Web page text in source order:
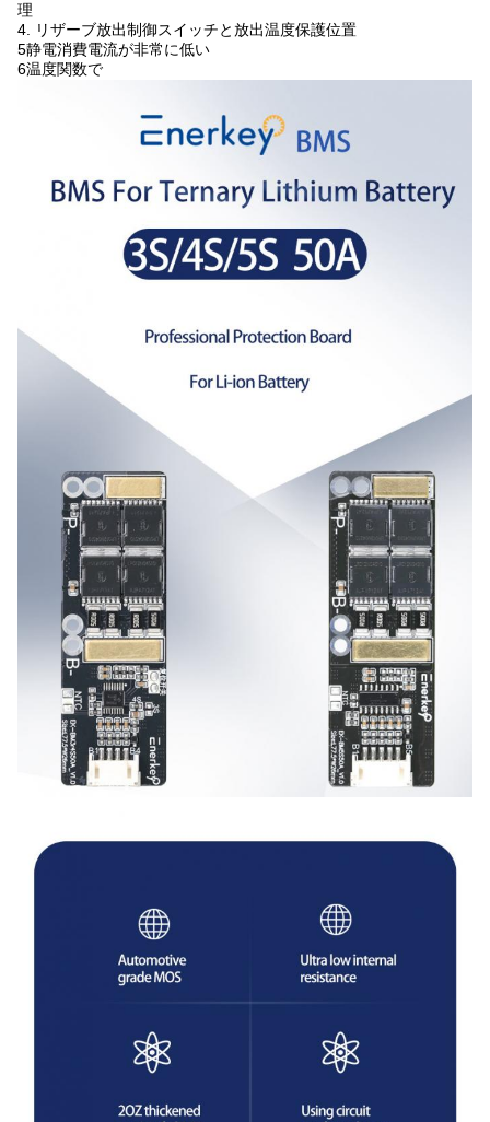
理
4. リザーブ放出制御スイッチと放出温度保護位置
5静電消費電流が非常に低い
6温度関数で